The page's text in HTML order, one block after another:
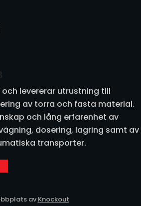
och utrustning
skjutspjäll
levererar utrustning till
av torra och fasta material.
och lång erfarenhet av
dosering, lagring samt av
transporter.
av Knockout